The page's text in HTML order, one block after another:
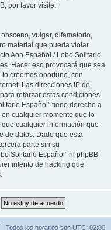
por favor visite:
vulgar, difamatorio,
material que pueda violar
Aon Español / Lobo Solitario
Hacer eso provocará que sea
creemos oportuno, con
Las direcciones IP de
reforzar estas condiciones.
Español” tiene derecho a
cualquier momento que lo
cualquier información que
de datos. Dado que esta
parte sin su
Solitario Español” ni phpBB
intento de hacking que
Todos los horarios son UTC+02:00